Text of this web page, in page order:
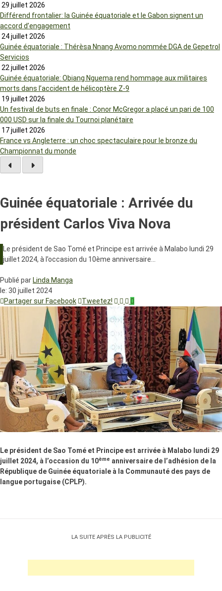
29 juillet 2026
Différend frontalier: la Guinée équatoriale et le Gabon signent un
accord d’engagement
24 juillet 2026
Guinée équatoriale : Thérèsa Nnang Avomo nommée DGA de Gepetrol
Servicios
22 juillet 2026
Guinée équatoriale: Obiang Nguema rend hommage aux militaires
morts dans l’accident de hélicoptère Z-9
19 juillet 2026
Un festival de buts en finale : Conor McGregor a placé un pari de 100
000 USD sur la finale du Tournoi planétaire
17 juillet 2026
France vs Angleterre : un choc spectaculaire pour le bronze du
Championnat du monde
Guinée équatoriale : Arrivée du
président Carlos Viva Nova
Le président de Sao Tomé et Principe est arrivée à Malabo lundi 29
juillet 2024, à l’occasion du 10ème anniversaire…
Publié par Linda Manga
le: 30 juillet 2024
Partager sur Facebook
Tweetez!
Le président de Sao Tomé et Principe est arrivée à Malabo lundi 29
juillet 2024, à l’occasion du 10ème anniversaire de l’adhésion de la
République de Guinée équatoriale à la Communauté des pays de
langue portugaise (CPLP).
LA SUITE APRÈS LA PUBLICITÉ